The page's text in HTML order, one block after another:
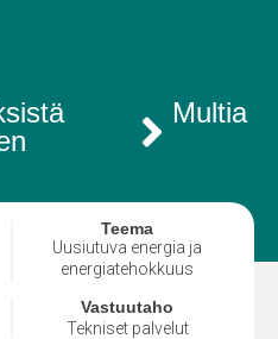
Multia
Teema
Uusiutuva energia ja
energiatehokkuus
Vastuutaho
Tekniset palvelut